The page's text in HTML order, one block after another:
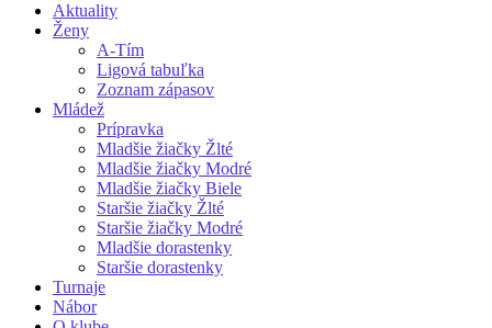
Aktuality
Ženy
A-Tím
Ligová tabuľka
Zoznam zápasov
Mládež
Prípravka
Mladšie žiačky Žlté
Mladšie žiačky Modré
Mladšie žiačky Biele
Staršie žiačky Žlté
Staršie žiačky Modré
Mladšie dorastenky
Staršie dorastenky
Turnaje
Nábor